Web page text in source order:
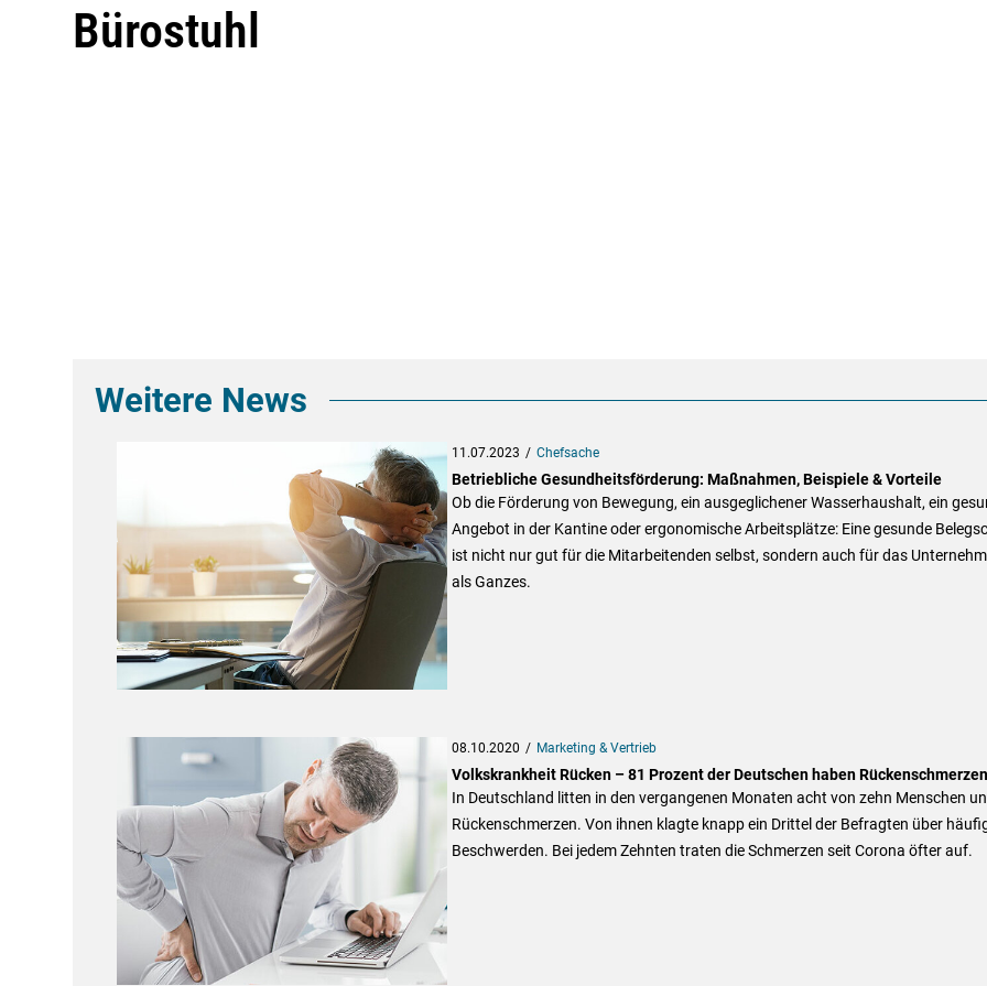
Bürostuhl
Weitere News
11.07.2023 Chefsache
Betriebliche Gesundheitsförderung: Maßnahmen, Beispiele & Vorteile
Ob die Förderung von Bewegung, ein ausgeglichener Wasserhaushalt, ein
Angebot in der Kantine oder ergonomische Arbeitsplätze: Eine gesunde
ist nicht nur gut für die Mitarbeitenden selbst, sondern auch für das
als Ganzes.
08.10.2020 Marketing & Vertrieb
Volkskrankheit Rücken – 81 Prozent der Deutschen haben Rückenschmerzen
In Deutschland litten in den vergangenen Monaten acht von zehn Menschen
Rückenschmerzen. Von ihnen klagte knapp ein Drittel der Befragten über
Beschwerden. Bei jedem Zehnten traten die Schmerzen seit Corona öfter auf.